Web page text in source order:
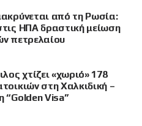
από τη Ρωσία:
ΗΠΑ δραστική μείωση
πετρελαίου
χτίζει «χωριό» 178
στη Χαλκιδική –
“Golden Visa”